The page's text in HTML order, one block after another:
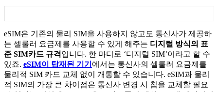
eSIM은 기존의 물리 SIM을 사용하지 않고도 통신사가 제공하
는 셀룰러 요금제를 사용할 수 있게 해주는 디지털 방식의 표
준 SIM카드 규격입니다. 한 마디로 ‘디지털 SIM’이라고 할 수
있죠. eSIM이 탑재된 기기 에서는 통신사의 셀룰러 요금제를
물리적 SIM 카드 교체 없이 개통할 수 있습니다. eSIM과 물리
적 SIM의 가장 큰 차이점은 통신사 변경 시 칩을 교체할 필요